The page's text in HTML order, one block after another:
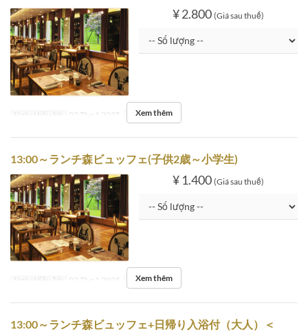
¥ 2.800 (Giá sau thuế)
Ngày Hiệu lực 02 Thg 1 2025 Ngày T5
Xem thêm
13:00～ランチ森ビュッフェ(子供2歳～小学生)
¥ 1.400 (Giá sau thuế)
Ngày Hiệu lực 02 Thg 1 2025 Ngày T5
Xem thêm
13:00～ランチ森ビュッフェ+日帰り入浴付（大人）＜